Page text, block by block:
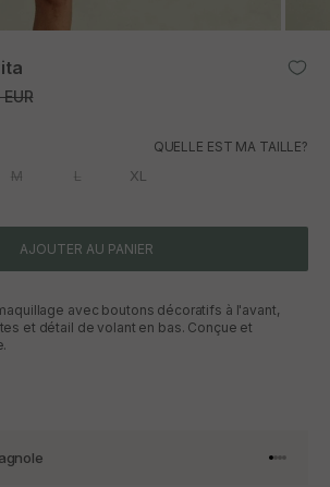
QUELLE EST MA TAILLE?
M L XL
AJOUTER AU PANIER
avec boutons décoratifs à l'avant,
et détail de volant en bas. Conçue et
Aller à
Aller à
Aller à
Aller